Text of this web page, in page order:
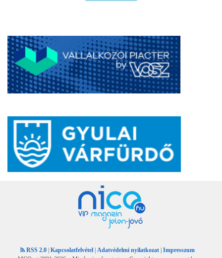
RSS 2.0 | Kapcsolatfelvétel | Adatvédelmi nyilatkozat | Impresszum